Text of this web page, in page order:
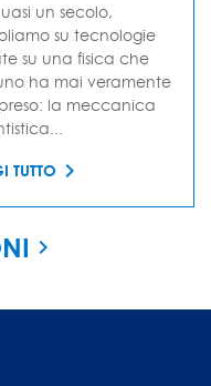
un secolo,
su tecnologie
su una fisica che
ha mai veramente
la meccanica
TUTTO